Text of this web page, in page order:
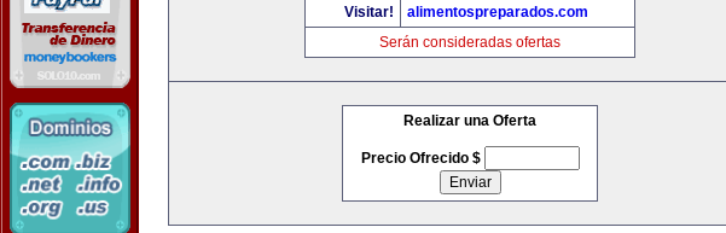
Visitar!
alimentospreparados.com
Serán consideradas ofertas
Realizar una Oferta
Precio Ofrecido $